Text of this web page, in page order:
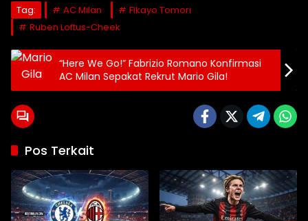
Tag: AC Milan
Fikayo Tomori
Ruben Loftus-Cheek
“Here We Go!” Fabrizio Romano Konfirmasi
AC Milan Sepakat Rekrut Mario Gila!
Pos Terkait